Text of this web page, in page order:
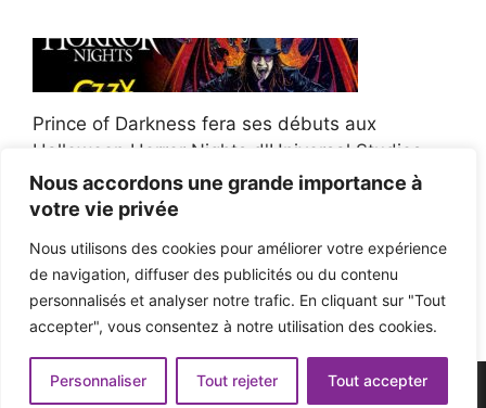
Nous accordons une grande importance à
votre vie privée
Nous utilisons des cookies pour améliorer votre expérience
de navigation, diffuser des publicités ou du contenu
personnalisés et analyser notre trafic. En cliquant sur "Tout
accepter", vous consentez à notre utilisation des cookies.
Personnaliser Tout rejeter Tout accepter
Prince of Darkness fera ses débuts aux
Halloween Horror Nights d'Universal Studios
Afroman poursuit un policier de l'Ohio après la
victoire du jury en diffamation
© 2026 - Pop'n Music -